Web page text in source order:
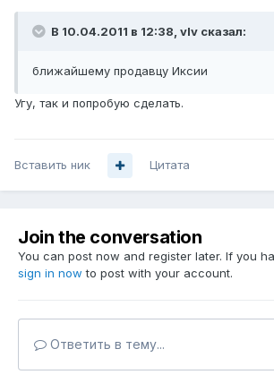
В 10.04.2011 в 12:38, vIv сказал:
ближайшему продавцу Иксии
Угу, так и попробую сделать.
Вставить ник Цитата
Join the conversation
You can post now and register later. If you
sign in now to post with your account.
Ответить в тему...